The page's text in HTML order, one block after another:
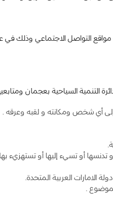
التواصل الاجتماعي وذلك
التنمية السياحية بعجمان
إلى أي شخص ومكانته و لقبه وعرقه .
تدنسها أو تسيء إليها أو تستهزيء
الامارات العربية المتحدة.
.